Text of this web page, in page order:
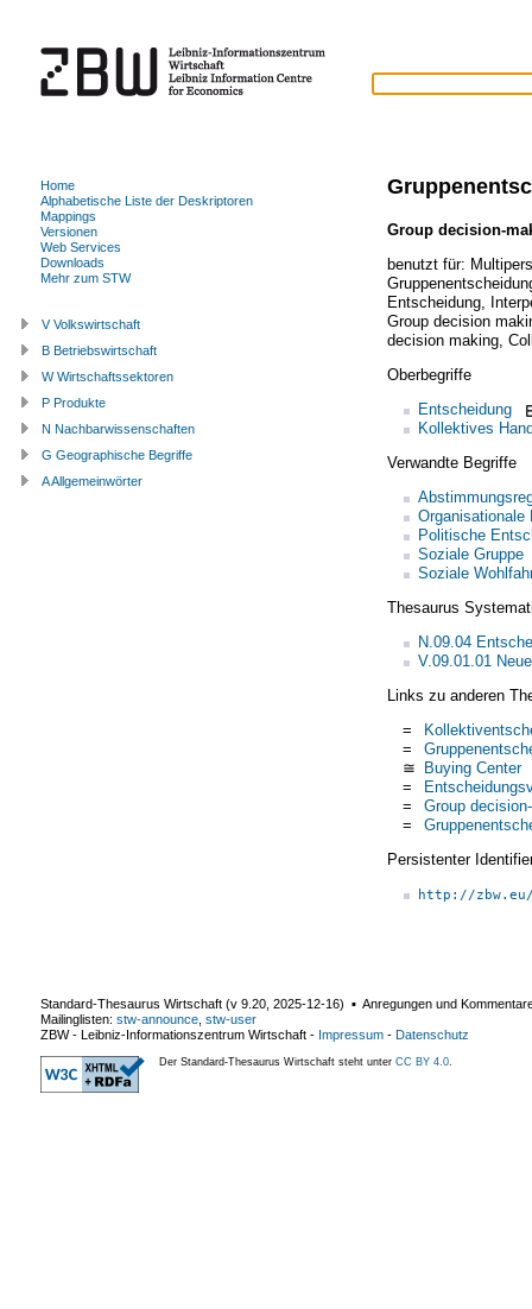
Group decision-
benutzt für:
Entscheidung,
Group decision
decision making,
Oberbegriffe
Entscheidung
Kollektives
Verwandte Begriffe
Organisationale
Politische
Soziale Gruppe
Soziale
Thesaurus
N.09.04
V.09.01.01
Links zu anderen
=
=
≅ Buying Center
=
=
Group
=
Persistenter
http://
Home
Alphabetische Liste der Deskriptoren
Mappings
Versionen
Web Services
Downloads
Mehr zum STW
V Volkswirtschaft
B Betriebswirtschaft
W Wirtschaftssektoren
P Produkte
N Nachbarwissenschaften
G Geographische Begriffe
A Allgemeinwörter
Standard-Thesaurus Wirtschaft (v 9.20 2025-12-16) ▪ Anregungen und
Mailinglisten: stw-announce stw-user
ZBW - Leibniz-Informationszentrum Wirtschaft - Impressum - Datenschutz
Der Standard-Thesaurus Wirtschaft steht unter CC BY 4.0